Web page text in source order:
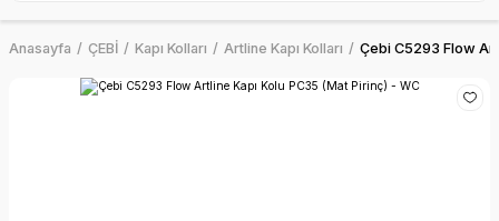
Anasayfa ÇEBİ Kapı Kolları Artline Kapı Kolları Çebi C5293 Flow